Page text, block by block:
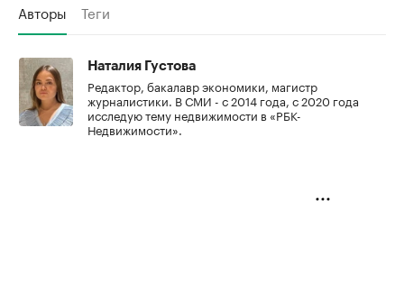
Авторы Теги
Наталия Густова
Редактор, бакалавр экономики, магистр
журналистики. В СМИ - с 2014 года, с 2020 года
исследую тему недвижимости в «РБК-
Недвижимости».